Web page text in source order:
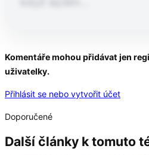
Pokračování článku po
Komentáře mohou přidávat jen
uživatelky.
Přihlásit se nebo vytvořit účet
Doporučené
Další články k tomuto